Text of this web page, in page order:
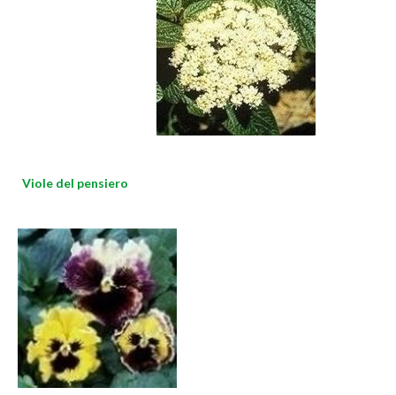
Viole del pensiero